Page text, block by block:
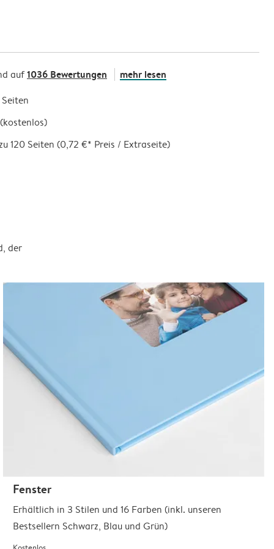
auf1036 Bewertungen mehr lesen
120 Seiten (0,72 €* Preis / Extraseite)
der
Fenster
Erhältlich in 3 Stilen und 16 Farben (inkl. unseren
Bestsellern Schwarz, Blau und Grün)